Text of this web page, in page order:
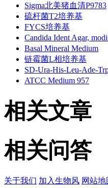
Sigma北美猪血清P9783
硫杆菌T2培养基
FYCS培养基
Candida Ident Agar,
Basal Mineral Medium
链霉菌L相培养基
SD-Ura-His-Leu-Ade-
ATCC Medium 957
相关文章
相关问答
关于我们 加入生物风 网站地